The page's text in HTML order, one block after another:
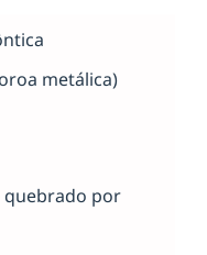
metálica)
quebrado por